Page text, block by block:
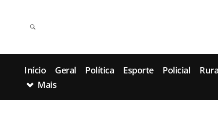
Início Geral Política Esporte Policial
Mais